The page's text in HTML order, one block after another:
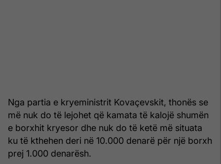
Nga partia e kryeministrit Kovaçevskit, thonës se
më nuk do të lejohet që kamata të kalojë shumën
e borxhit kryesor dhe nuk do të ketë më situata
ku të kthehen deri në 10.000 denarë për një borxh
prej 1.000 denarësh.